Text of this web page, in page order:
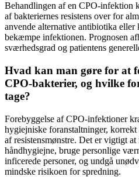
Behandlingen af en CPO-infektion
af bakteriernes resistens over for
anvende alternative antibiotika
bekæmpe infektionen. Prognosen
sværhedsgrad og patientens
Hvad kan man gøre for at
CPO-bakterier, og hvilke
tage?
Forebyggelse af CPO-infektioner
hygiejniske foranstaltninger,
af resistensmønstre. Det er vigtigt
håndhygiejne, bruge personlige
inficerede personer, og undgå
mindske risikoen for spredning.